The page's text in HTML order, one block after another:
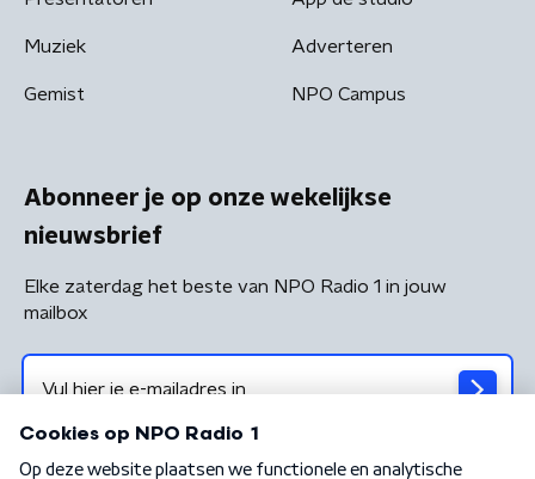
Muziek
Gemist
Adverteren
NPO Campus
Abonneer je op onze wekelijkse
nieuwsbrief
Elke zaterdag het beste van NPO Radio 1 in jouw
mailbox